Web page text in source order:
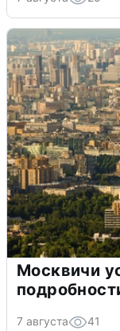
Москвичи
7 августа 41